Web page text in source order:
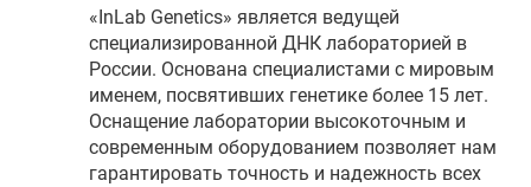
«InLab Genetics» является ведущей
специализированной ДНК лабораторией в
России. Основана специалистами с мировым
именем, посвятивших генетике более 15 лет.
Оснащение лаборатории высокоточным и
современным оборудованием позволяет нам
гарантировать точность и надежность всех